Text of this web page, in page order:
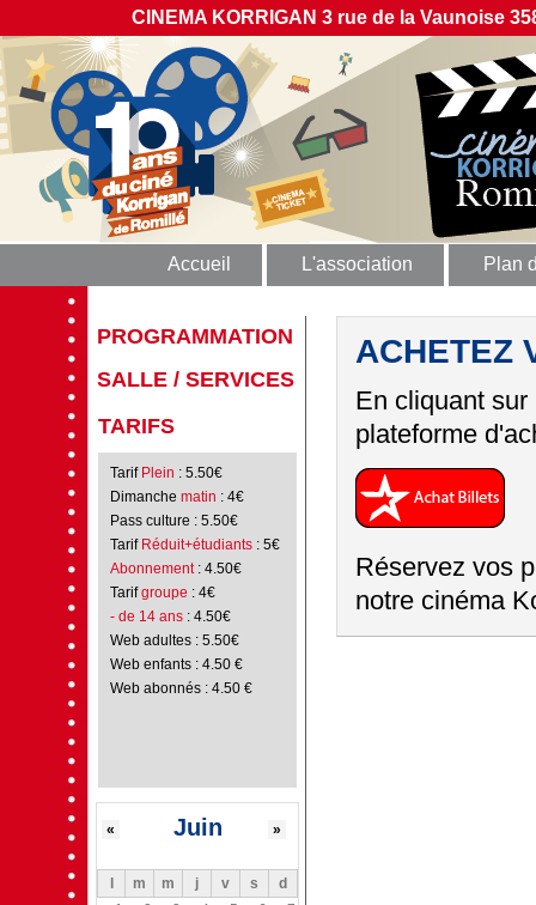
CINEMA KORRIGAN 3 rue de la Vaunoise
Accueil L'association Plan
PROGRAMMATION
SALLE / SERVICES
TARIFS
Tarif Plein : 5.50€
Dimanche matin : 4€
Pass culture : 5.50€
Tarif Réduit+étudiants : 5€
Abonnement: 4.50€
Tarifgroupe : 4€
- de 14 ans: 4.50€
Web adultes : 5.50€
Web enfants : 4.50 €
Web abonnés : 4.50 €
Juin
« »
m m j v s
d
ACHETEZ
En cliquant
plateforme
Réservez vos
notre cinéma